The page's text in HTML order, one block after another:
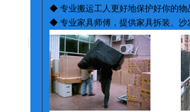
◆ 专业搬运工人更好地保护好你的物
◆ 专业家具师傅，提供家具拆装、沙